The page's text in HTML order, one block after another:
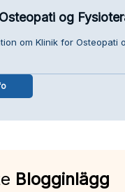
og
om Klinik for Osteopati
Blogginlägg